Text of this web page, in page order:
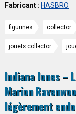
Fabricant : HASBRO
figurines collector
jouets collector
Indiana Jones –
Marion
légèrement